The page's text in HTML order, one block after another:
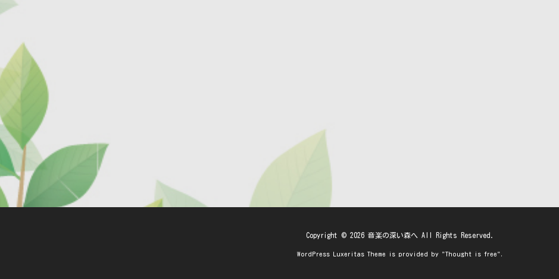
Copyright © 2026 音楽の深い森へ All Rights Reserved.
WordPress Luxeritas Theme is provided by "Thought is free".